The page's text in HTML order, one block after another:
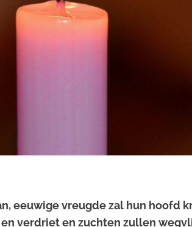
eeuwige vreugde zal hun hoofd
verdriet en zuchten zullen